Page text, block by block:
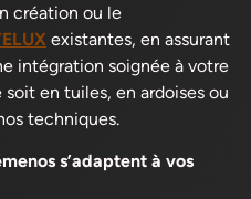
création ou le
existantes, en assurant
intégration soignée à votre
en tuiles, en ardoises ou
techniques.
s’adaptent à vos